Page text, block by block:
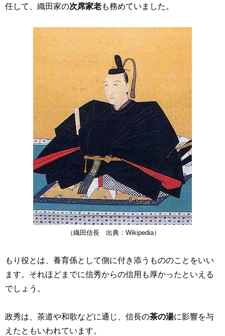
任して、織田家の次席家老も務めていました。
（織田信長 出典：Wikipedia）
もり役とは、養育係として側に付き添うもののことをいい
ます。それほどまでに信秀からの信用も厚かったといえる
でしょう。
政秀は、茶道や和歌などに通じ、信長の茶の湯に影響を与
えたともいわれています。